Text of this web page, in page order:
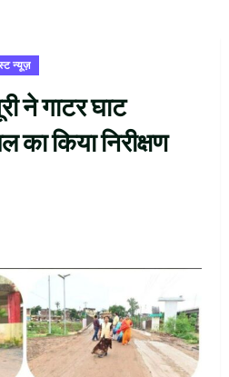
न्यूज़
ने गाटर घाट
किया निरीक्षण